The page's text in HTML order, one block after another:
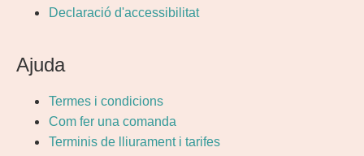
Declaració d'accessibilitat
Ajuda
Termes i condicions
Com fer una comanda
Terminis de lliurament i tarifes